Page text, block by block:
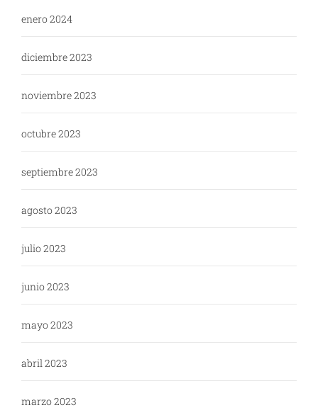
enero 2024
diciembre 2023
noviembre 2023
octubre 2023
septiembre 2023
agosto 2023
julio 2023
junio 2023
mayo 2023
abril 2023
marzo 2023